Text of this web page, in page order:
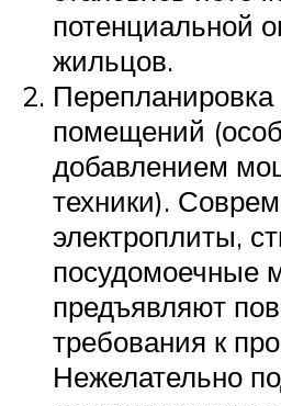
потенциальной
жильцов.
помещений
добавлением
техники).
электроплиты,
посудомоечные
предъявляют
требования к
Нежелательно